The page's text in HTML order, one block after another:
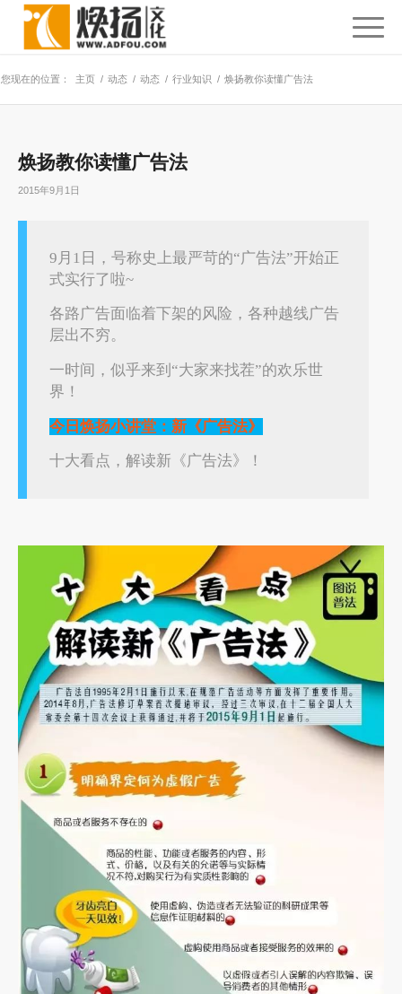
您现在的位置： 主页 / 动态 / 动态 / 行业知识 / 焕扬教你读懂广告法
焕扬教你读懂广告法
2015年9月1日
9月1日，号称史上最严苛的“广告法”开始正
式实行了啦~
各路广告面临着下架的风险，各种越线广告
层出不穷。
一时间，似乎来到“大家来找茬”的欢乐世
界！
今日焕扬小讲堂：新《广告法》
十大看点，解读新《广告法》！